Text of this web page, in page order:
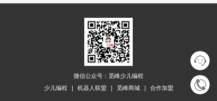
微信公众号：觅峰少儿编程
少儿编程
机器人联盟 觅峰商城 合作加盟